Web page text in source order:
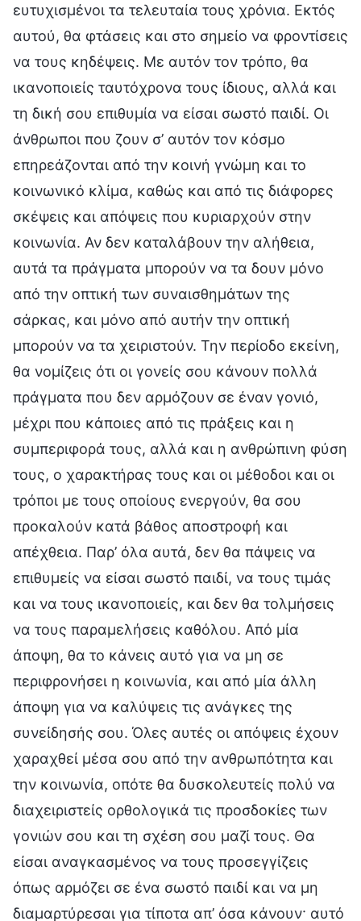
ευτυχισμένοι τα τελευταία τους χρόνια. Εκτός
αυτού, θα φτάσεις και στο σημείο να φροντίσεις
να τους κηδέψεις. Με αυτόν τον τρόπο, θα
ικανοποιείς ταυτόχρονα τους ίδιους, αλλά και
τη δική σου επιθυμία να είσαι σωστό παιδί. Οι
άνθρωποι που ζουν σ’ αυτόν τον κόσμο
επηρεάζονται από την κοινή γνώμη και το
κοινωνικό κλίμα, καθώς και από τις διάφορες
σκέψεις και απόψεις που κυριαρχούν στην
κοινωνία. Αν δεν καταλάβουν την αλήθεια,
αυτά τα πράγματα μπορούν να τα δουν μόνο
από την οπτική των συναισθημάτων της
σάρκας, και μόνο από αυτήν την οπτική
μπορούν να τα χειριστούν. Την περίοδο εκείνη,
θα νομίζεις ότι οι γονείς σου κάνουν πολλά
πράγματα που δεν αρμόζουν σε έναν γονιό,
μέχρι που κάποιες από τις πράξεις και η
συμπεριφορά τους, αλλά και η ανθρώπινη φύση
τους, ο χαρακτήρας τους και οι μέθοδοι και οι
τρόποι με τους οποίους ενεργούν, θα σου
προκαλούν κατά βάθος αποστροφή και
απέχθεια. Παρ’ όλα αυτά, δεν θα πάψεις να
επιθυμείς να είσαι σωστό παιδί, να τους τιμάς
και να τους ικανοποιείς, και δεν θα τολμήσεις
να τους παραμελήσεις καθόλου. Από μία
άποψη, θα το κάνεις αυτό για να μη σε
περιφρονήσει η κοινωνία, και από μία άλλη
άποψη για να καλύψεις τις ανάγκες της
συνείδησής σου. Όλες αυτές οι απόψεις έχουν
χαραχθεί μέσα σου από την ανθρωπότητα και
την κοινωνία, οπότε θα δυσκολευτείς πολύ να
διαχειριστείς ορθολογικά τις προσδοκίες των
γονιών σου και τη σχέση σου μαζί τους. Θα
είσαι αναγκασμένος να τους προσεγγίζεις
όπως αρμόζει σε ένα σωστό παιδί και να μη
διαμαρτύρεσαι για τίποτα απ’ όσα κάνουν· αυτό